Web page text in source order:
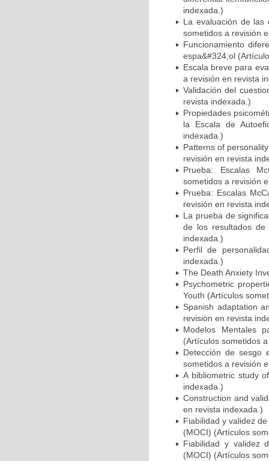
indexada.)
La evaluación de
sometidos a revisión
Funcionamiento
espa&#324;ol
Escala breve para
a revisión en revista
Validación del
revista indexada.)
Propiedades
la Escala de
indexada.)
Patterns of
revisión en revista
Prueba: Escalas
sometidos a revisión
Prueba: Escalas
revisión en revista
La prueba de
de los resultados de
indexada.)
Perfil de
indexada.)
The Death Anxiety
Psychometric
Youth (Artículos
Spanish adaptation
revisión en revista
Modelos Mentales
(Artículos sometidos
Detección de sesgo
sometidos a revisión
A bibliometric study
indexada.)
Construction and
en revista indexada.)
Fiabilidad y validez
(MOCI) (Artículos
Fiabilidad y validez
(MOCI) (Artículos